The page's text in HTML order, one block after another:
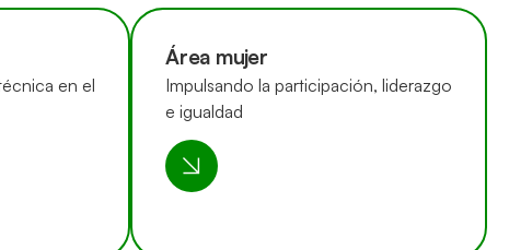
en el
Área mujer
Impulsando la participación, liderazgo
e igualdad